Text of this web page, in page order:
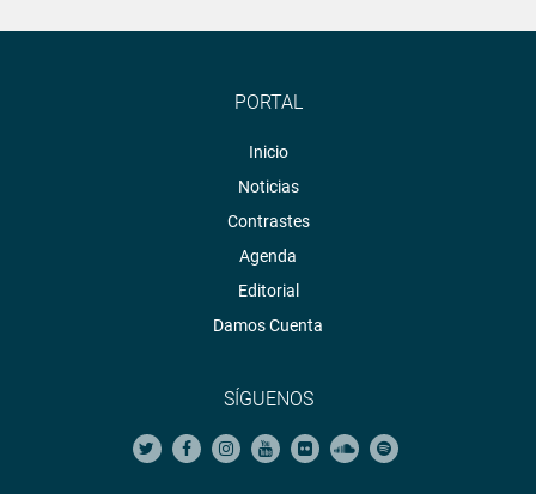
PORTAL
Inicio
Noticias
Contrastes
Agenda
Editorial
Damos Cuenta
SÍGUENOS